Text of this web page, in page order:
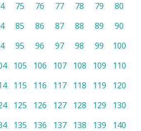
75 76 77 78 79
80
85 86 87 88 89
90
95 96 97 98 99
100
105 106 107 108 109
110
115 116 117 118 119
120
125 126 127 128 129
130
135 136 137 138 139
140